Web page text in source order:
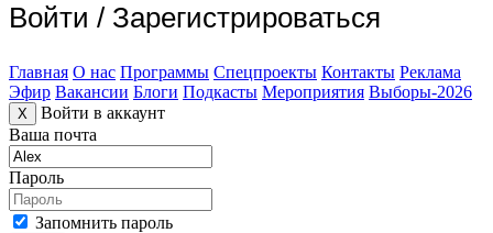
Войти / Зарегистрироваться
Главная О нас Программы Спецпроекты Контакты Реклама
Эфир Вакансии Блоги Подкасты Мероприятия Выборы-2026
X
Войти в аккаунт
Ваша почта
Пароль
Запомнить пароль